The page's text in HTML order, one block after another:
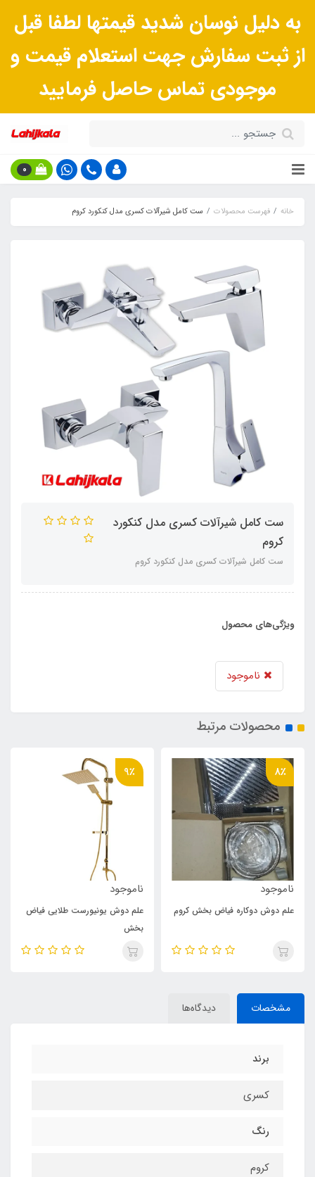
به دلیل نوسان شدید قیمتها لطفا قبل
از ثبت سفارش جهت استعلام قیمت و
موجودی تماس حاصل فرمایید
0
خانه فهرست محصولات ست کامل شیرآلات کسری مدل کنکورد کروم
ست کامل شیرآلات کسری مدل کنکورد
کروم
ست کامل شیرآلات کسری مدل کنکورد کروم
ویژگی‌های محصول
ناموجود
محصولات مرتبط
8٪
ناموجود
علم دوش دوکاره فیاض بخش کروم
9٪
ناموجود
علم دوش یونیورست طلایی فیاض
بخش
مشخصات دیدگاه‌ها
برند
کسری
رنگ
کروم